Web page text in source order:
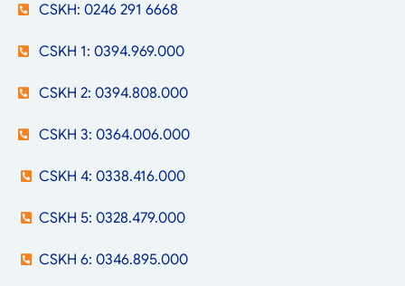
CSKH: 0246 291 6668
CSKH 1: 0394.969.000
CSKH 2: 0394.808.000
CSKH 3: 0364.006.000
CSKH 4: 0338.416.000
CSKH 5: 0328.479.000
CSKH 6: 0346.895.000